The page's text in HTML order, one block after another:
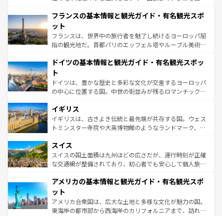
なお、新着のイタリア情報はコンテンツ一覧を参照してほ
しい。
文化が根付くこの国では、情熱的なフラメンコ、熱気あふ
れる闘牛、そして美味しいタパスが生活の一部となってい
る。首都マドリードの洗練された雰囲気や、バルセロナの
アートに溢れた街角から、地方では古代ローマ遺跡や中世
せる。地方によって風土や気候が異なるスペインはその個
ンテンツ一覧 を参照してほしい。
フランスの基本情報と観光ガイド・有名観光スポ
ット
フランスは、世界中の旅行者を魅了し続けるヨーロッパ屈
指の観光地だ。首都パリのエッフェル塔やルーブル美術館
で、幅広い魅力が詰まっている。華麗な宮殿、歴史的な大
聖堂、美しいビーチ、そして豊かな自然が、訪れる者を心
から魅了する。また、フランスは美食の国としても知ら
れ、フランス料理はユネスコ無形文化遺産にも登録されて
香り高いラベンダー畑など、多彩な楽しみ方が可能だ。さ
らに、パリ以外の地域にも魅力が溢れており、どの街角に
も豊かな歴史と文化が息づいている。パリ以外の個性あふ
を参照してほしい。
ドイツの基本情報と観光ガイド・有名観光スポッ
ト
ドイツは、豊かな歴史と多彩な文化が交差するヨーロッパ
の中心に位置する国。中世の街並みが残るロマンチック街
顔を持つこの国は、どこを歩いても飽きることがない。ベ
ルリンの文化的活気、バイエルン州のアルプスの絶景、そ
してライン川沿いのワイン畑といった風景は必見。ビール
は、お酒好きな人にはぜひ体験してほしい。 なお、新着の
ドイツ情報はコンテンツ一覧を参照してほしい。
イギリス
イギリスは、古きよき伝統と最先端が共存する国。ウェス
トミンスター寺院や大英博物館のようなランドマーク、歴
リアごとに異なる魅力がある。また、優雅なアフタヌーン
ティー、ビール好きにはたまらない英国パブ、サッカー観
戦など、本場だからこそできる体験も豊富。イギリスを旅
ンツ一覧を参照してほしい。
スイス
スイスの国土面積は九州ほどの広さだが、運行時刻が正確
な交通網が整備されており、初心者でも安心して個人旅行
の建物がそのまま残る町や、スイスならではのユニークな
博物館もあり、アルプス観光だけでなく町歩きも満喫する
ことができる。国民の所得が高いため物価も高いが、旅行
者向けの交通パス提供のサービスもあり、うまく活用すれ
アメリカの基本情報と観光ガイド・有名観光スポ
ット
アメリカ合衆国は、広大な土地と多様な文化が魅力の国。
東海岸の都市部から西海岸のカリフォルニアまで、訪れる